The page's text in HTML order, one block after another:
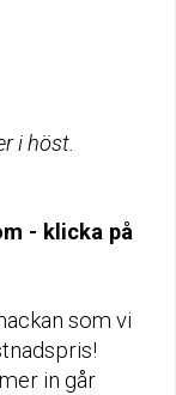
i höst.
- klicka på
som vi
in går